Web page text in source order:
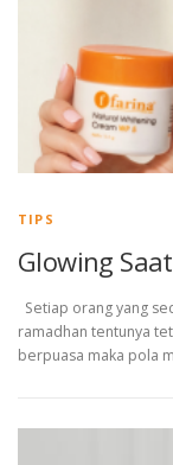
TIPS
Glowing
Setiap orang yang
ramadhan tentunya
berpuasa maka pola